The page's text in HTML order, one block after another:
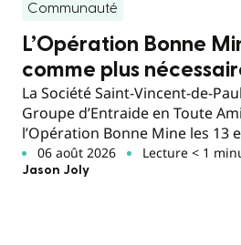
Communauté
L’Opération Bonne
comme plus
La Société Saint-Vincent-de-
Groupe d’Entraide en Toute
l’Opération Bonne Mine les 13
06 août 2026 Lecture < 1
Jason Joly